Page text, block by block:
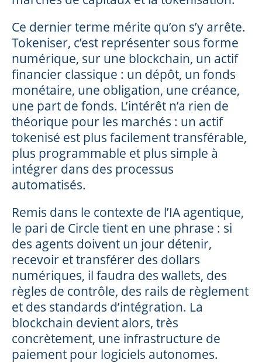
Ce dernier terme mérite qu’on s’y arrête.
Tokeniser, c’est représenter sous forme
numérique, sur une blockchain, un actif
financier classique : un dépôt, un fonds
monétaire, une obligation, une créance,
une part de fonds. L’intérêt n’a rien de
théorique pour les marchés : un actif
tokenisé est plus facilement transférable,
plus programmable et plus simple à
intégrer dans des processus
automatisés.
Remis dans le contexte de l’IA agentique,
le pari de Circle tient en une phrase : si
des agents doivent un jour détenir,
recevoir et transférer des dollars
numériques, il faudra des wallets, des
règles de contrôle, des rails de règlement
et des standards d’intégration. La
blockchain devient alors, très
concrètement, une infrastructure de
paiement pour logiciels autonomes.